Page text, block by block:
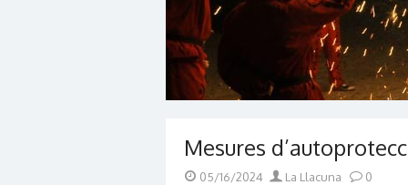
Mesures
Posted
05/16/2024 AuthorLa Llacuna 0